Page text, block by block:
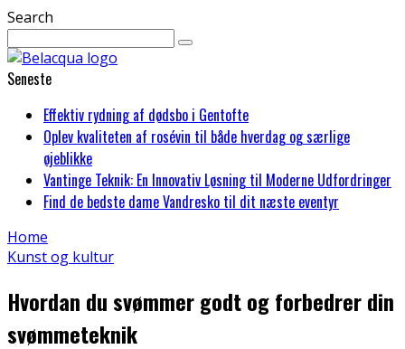
Search
Seneste
Effektiv rydning af dødsbo i Gentofte
Oplev kvaliteten af rosévin til både hverdag og særlige
øjeblikke
Vantinge Teknik: En Innovativ Løsning til Moderne Udfordringer
Find de bedste dame Vandresko til dit næste eventyr
Home
Kunst og kultur
Hvordan du svømmer godt og forbedrer din
svømmeteknik